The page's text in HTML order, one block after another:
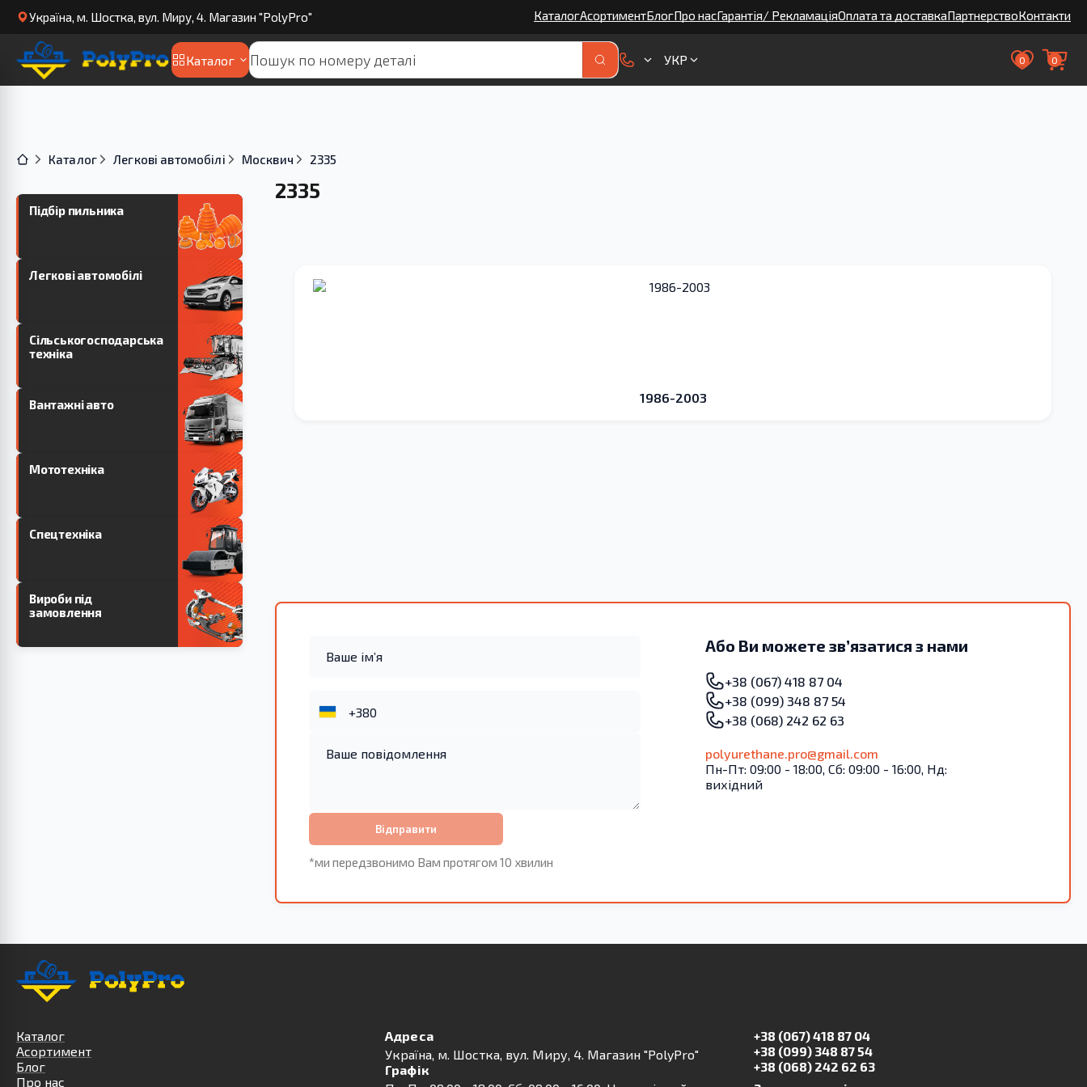
Українa, м. Шостка, вул. Миру, 4. Магазин "PolyPro" КаталогАсортиментБлогПро насГарантія/ РекламаціяОплата та доставкаПартнерствоКонтакти
Каталог УКР 0 0
Каталог Легкові автомобілі Москвич 2335
Підбір пильника
Легкові автомобілі
Сільськогосподарська
техніка
Вантажні авто
Мототехніка
Спецтехніка
Вироби під
замовлення
2335
1986-2003
Відправити
*ми передзвонимо Вам протягом 10 хвилин
Або Ви можете зв’язатися з нами
+38 (067) 418 87 04
+38 (099) 348 87 54
+38 (068) 242 62 63
polyurethane.pro@gmail.com
Пн-Пт: 09:00 - 18:00, Сб: 09:00 - 16:00, Нд:
вихідний
Каталог
Асортимент
Блог
Про нас
Адреса
Українa, м. Шостка, вул. Миру, 4. Магазин "PolyPro"
Графік
+38 (067) 418 87 04
+38 (099) 348 87 54
+38 (068) 242 62 63